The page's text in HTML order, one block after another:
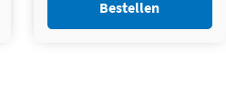
was:
€27,99.
€14,99.
Bestellen